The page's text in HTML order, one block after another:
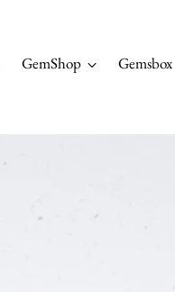
GemShop Gemsbox